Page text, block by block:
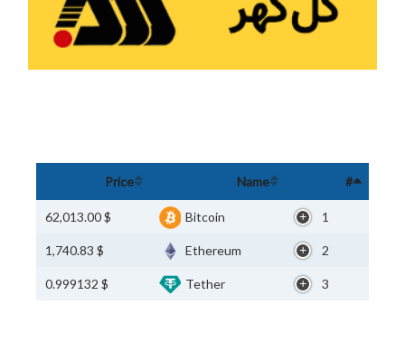
#
Name
Price
1
Bitcoin
$ 62,013.00
2
Ethereum
$ 1,740.83
3
Tether
$ 0.999132